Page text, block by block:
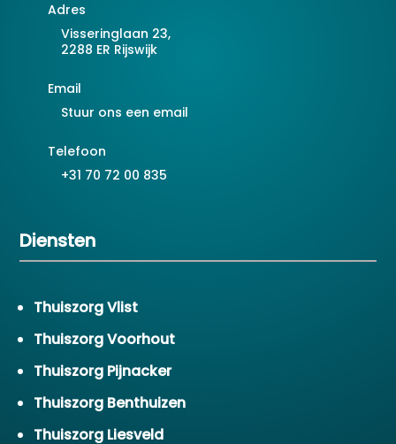
Adres
Visseringlaan 23,
2288 ER Rijswijk
Email
Stuur ons een email
Telefoon
+31 70 72 00 835
Diensten
Thuiszorg Vlist
Thuiszorg Voorhout
Thuiszorg Pijnacker
Thuiszorg Benthuizen
Thuiszorg Liesveld